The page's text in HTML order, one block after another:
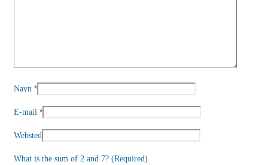
Navn *
E-mail *
Websted
What is the sum of 2 and 7? (Required)